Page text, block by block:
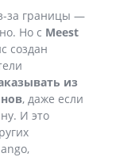
за границы —
Но с Meest
создан
из
, даже если
И это